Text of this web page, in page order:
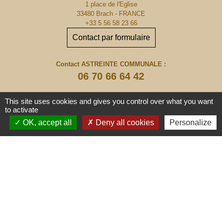
1 place de l'Eglise
33480 Brach - FRANCE
+33 5 56 58 23 66
Contact par formulaire
Contact ASTREINTE COMMUNALE :
06 70 66 64 42
This site uses cookies and gives you control over what you want
to activate
OK, accept all
Deny all cookies Personalize